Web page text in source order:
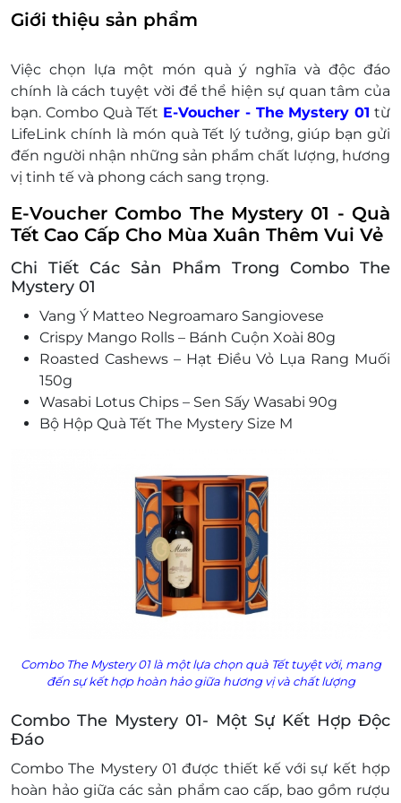
phẩm cao cấp và chất lượng. Món quà không chỉ
Thái Bình, Quận 1, TP. Hồ Chí Minh
Đăng ký giao hàng tận nơi theo giá đơn vị
vận chuyển
Điện thoại liên hệ & tư vấn: 0939 69 77 22
Một khách hàng được mua nhiều E-Voucher/E-
Coupon
E-Voucher/E-Coupon không có giá trị quy đổi
thành tiền mặt, không trả lại tiền thừa.
Không áp dụng đồng thời với chương trình
Giá bán đã gồm VAT
Giới thiệu sản phẩm
Việc chọn lựa một món quà ý nghĩa và độc đáo
chính là cách tuyệt vời để thể hiện sự quan tâm của
bạn. Combo Quà Tết E-Voucher - The Mystery 01 từ
LifeLink chính là món quà Tết lý tưởng, giúp bạn gửi
đến người nhận những sản phẩm chất lượng, hương
vị tinh tế và phong cách sang trọng.
E-Voucher Combo The Mystery 01 - Quà
Tết Cao Cấp Cho Mùa Xuân Thêm Vui Vẻ
Chi Tiết Các Sản Phẩm Trong Combo The
Mystery 01
Vang Ý Matteo Negroamaro Sangiovese
Crispy Mango Rolls – Bánh Cuộn Xoài 80g
Roasted Cashews – Hạt Điều Vỏ Lụa Rang Muối
150g
Wasabi Lotus Chips – Sen Sấy Wasabi 90g
Bộ Hộp Quà Tết The Mystery Size M
Combo The Mystery 01 là một lựa chọn quà Tết tuyệt vời, mang
đến sự kết hợp hoàn hảo giữa hương vị và chất lượng
Combo The Mystery 01- Một Sự Kết Hợp Độc
Đáo
Combo The Mystery 01 được thiết kế với sự kết hợp
hoàn hảo giữa các sản phẩm cao cấp, bao gồm rượu